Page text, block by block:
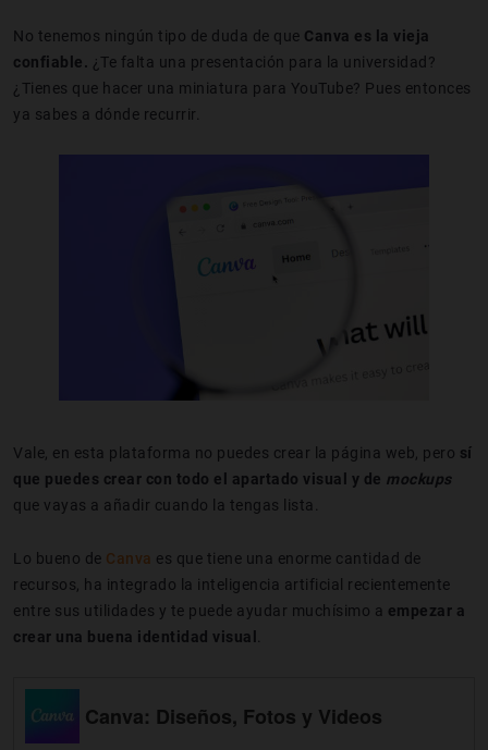
No tenemos ningún tipo de duda de que Canva es la vieja
confiable. ¿Te falta una presentación para la universidad?
¿Tienes que hacer una miniatura para YouTube? Pues entonces
ya sabes a dónde recurrir.
Vale, en esta plataforma no puedes crear la página web, pero sí
que puedes crear con todo el apartado visual y de mockups
que vayas a añadir cuando la tengas lista.
Lo bueno de Canva es que tiene una enorme cantidad de
recursos, ha integrado la inteligencia artificial recientemente
entre sus utilidades y te puede ayudar muchísimo a empezar a
crear una buena identidad visual .
Canva: Diseños, Fotos y Videos